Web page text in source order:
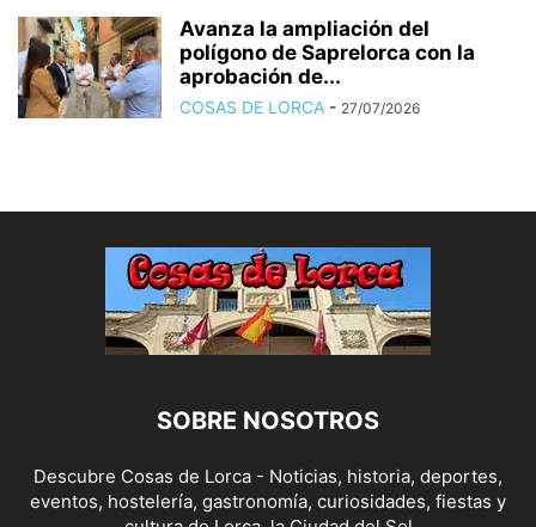
Avanza la ampliación del
polígono de Saprelorca con la
aprobación de...
COSAS DE LORCA - 27/07/2026
SOBRE NOSOTROS
Descubre Cosas de Lorca - Noticias, historia, deportes,
eventos, hostelería, gastronomía, curiosidades, fiestas y